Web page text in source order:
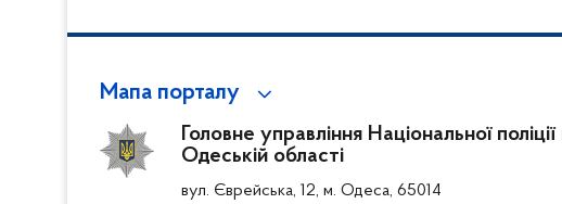
Мапа порталу
Головне управління Національної поліції
Одеській області
вул. Єврейська, 12, м. Одеса, 65014